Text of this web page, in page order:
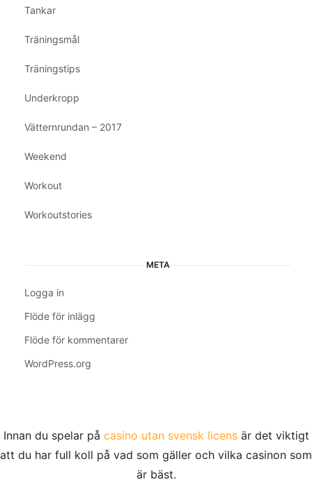
Tankar
Träningsmål
Träningstips
Underkropp
Vätternrundan – 2017
Weekend
Workout
Workoutstories
META
Logga in
Flöde för inlägg
Flöde för kommentarer
WordPress.org
Innan du spelar på casino utan svensk licensär det viktigt
att du har full koll på vad som gäller och vilka casinon som
är bäst.